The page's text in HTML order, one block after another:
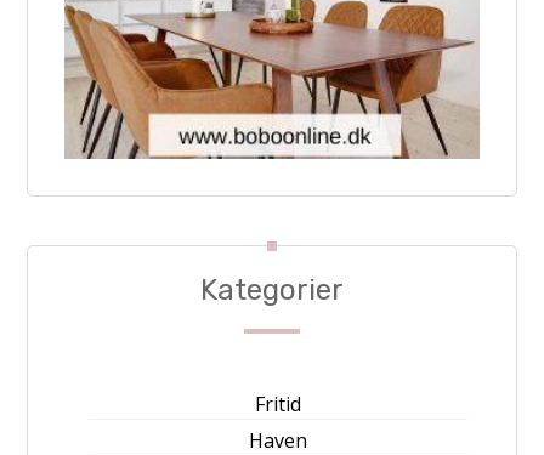
Kategorier
Fritid
Haven